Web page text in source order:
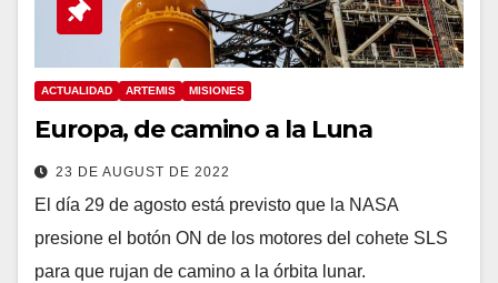
ACTUALIDAD ARTEMIS MISIONES
Europa, de camino a la Luna
23 DE AUGUST DE 2022
El día 29 de agosto está previsto que la NASA
presione el botón ON de los motores del cohete SLS
para que rujan de camino a la órbita lunar.